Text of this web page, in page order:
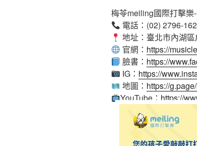
梅苓meiling國際打擊樂
電話：(02) 2796-
地址：臺北市內湖
官網： https://
臉書： https://
IG： https://
地圖： https://
YouTube： https://